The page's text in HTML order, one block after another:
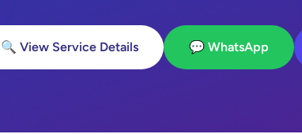
🔍 View Service Details 💬 WhatsApp